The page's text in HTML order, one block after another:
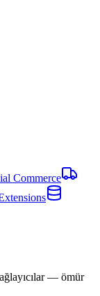
Commerce
— ömür